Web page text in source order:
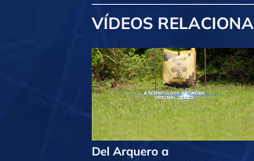
VÍDEOS
Del Arquero a